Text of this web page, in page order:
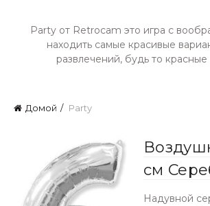
Party от Retrocam это игра с
находить самые красивые
развлечений, будь то
Домой Party
см
Надувной